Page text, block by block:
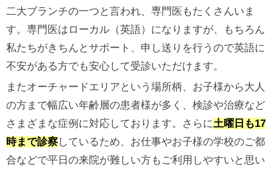
二大ブランチの一つと言われ、専門医もたくさんいま
す。専門医はローカル（英語）になりますが、もちろん
私たちがきちんとサポート、申し送りを行うので英語に
不安がある方でも安心して受診いただけます。
またオーチャードエリアという場所柄、お子様から大人
の方まで幅広い年齢層の患者様が多く、検診や治療など
さまざまな症例に対応しております。さらに土曜日も17
時まで診察しているため、お仕事やお子様の学校のご都
合などで平日の来院が難しい方もご利用しやすいと思い